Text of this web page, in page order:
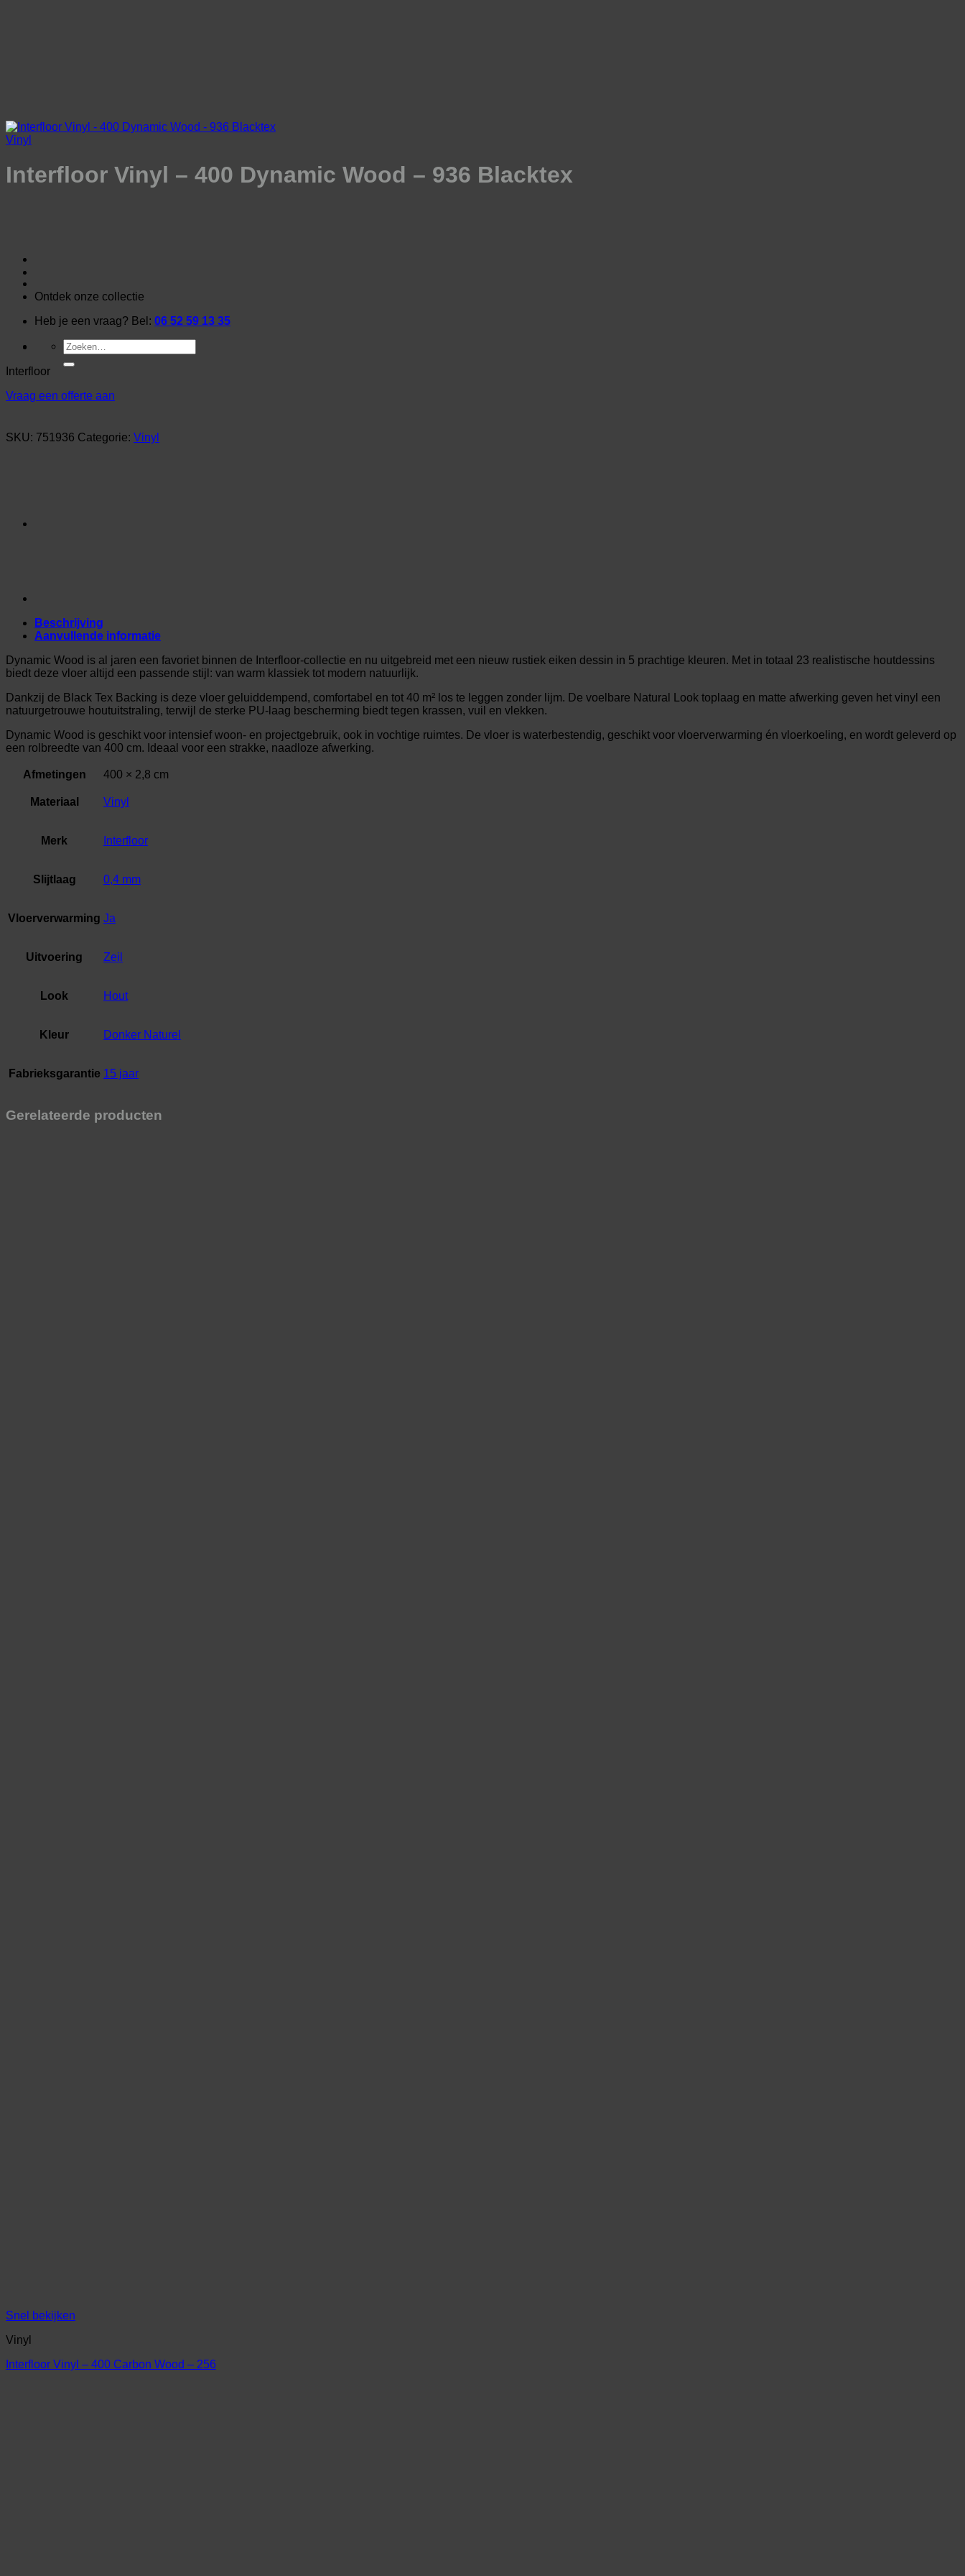
Ontdek onze collectie
Heb je een vraag? Bel: 06 52 59 13 35
Zoeken
naar:
Vinyl
Interfloor Vinyl – 400 Dynamic Wood – 936 Blacktex
Interfloor
Vraag een offerte aan
SKU: 751936 Categorie: Vinyl
Beschrijving
Aanvullende informatie
Dynamic Wood is al jaren een favoriet binnen de Interfloor-collectie en nu uitgebreid met een nieuw rustiek eiken dessin in 5 prachtige kleuren. Met in totaal 23 realistische houtdessins
biedt deze vloer altijd een passende stijl: van warm klassiek tot modern natuurlijk.
Dankzij de Black Tex Backing is deze vloer geluiddempend, comfortabel en tot 40 m² los te leggen zonder lijm. De voelbare Natural Look toplaag en matte afwerking geven het vinyl een
natuurgetrouwe houtuitstraling, terwijl de sterke PU-laag bescherming biedt tegen krassen, vuil en vlekken.
Dynamic Wood is geschikt voor intensief woon- en projectgebruik, ook in vochtige ruimtes. De vloer is waterbestendig, geschikt voor vloerverwarming én vloerkoeling, en wordt geleverd op
een rolbreedte van 400 cm. Ideaal voor een strakke, naadloze afwerking.
Afmetingen 400 × 2,8 cm
Materiaal Vinyl
Merk Interfloor
Slijtlaag 0,4 mm
Vloerverwarming Ja
Uitvoering Zeil
Look Hout
Kleur Donker Naturel
Fabrieksgarantie 15 jaar
Gerelateerde producten
Snel bekijken
Vinyl
Interfloor Vinyl – 400 Carbon Wood – 256